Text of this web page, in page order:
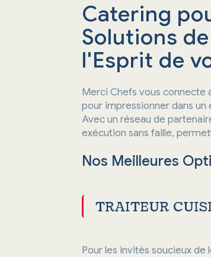
Catering
Solutions
l'Esprit de
Merci Chefs vous connecte
pour impressionner dans
Avec un réseau de
exécution sans faille,
Nos Meilleures
TRAITEUR
Pour les invités soucieux